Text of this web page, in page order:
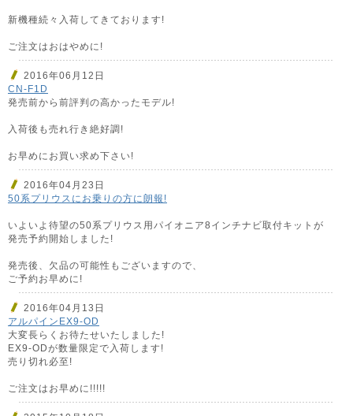
新機種続々入荷してきております!
ご注文はおはやめに!
2016年06月12日
CN-F1D
発売前から前評判の高かったモデル!
入荷後も売れ行き絶好調!
お早めにお買い求め下さい!
2016年04月23日
50系プリウスにお乗りの方に朗報!
いよいよ待望の50系プリウス用パイオニア8インチナビ取付キットが
発売予約開始しました!
発売後、欠品の可能性もございますので、
ご予約お早めに!
2016年04月13日
アルパインEX9-OD
大変長らくお待たせいたしました!
EX9-ODが数量限定で入荷します!
売り切れ必至!
ご注文はお早めに!!!!!